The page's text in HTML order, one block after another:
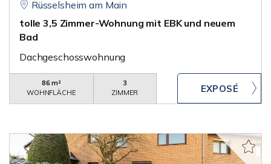
Rüsselsheim am Main
tolle 3,5 Zimmer-Wohnung mit EBK und neuem
Bad
Dachgeschosswohnung
86 m²
WOHNFLÄCHE
3
ZIMMER